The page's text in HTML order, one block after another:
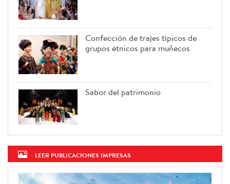
Confección de trajes típicos de
grupos étnicos para muñecos
Sabor del patrimonio
LEER PUBLICACIONES IMPRESAS